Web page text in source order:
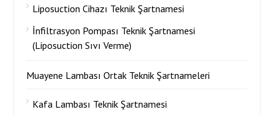
Liposuction Cihazı Teknik Şartnamesi
İnfiltrasyon Pompası Teknik Şartnamesi
(Liposuction Sıvı Verme)
Muayene Lambası Ortak Teknik Şartnameleri
Kafa Lambası Teknik Şartnamesi